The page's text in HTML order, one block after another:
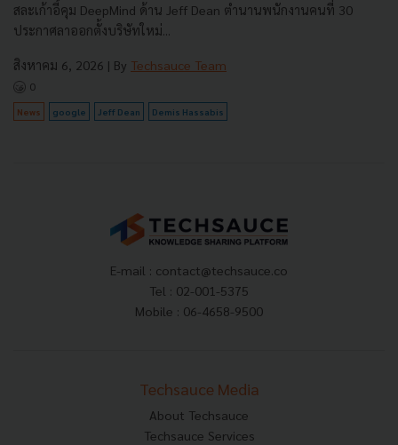
สละเก้าอี้คุม DeepMind ด้าน Jeff Dean ตำนานพนักงานคนที่ 30
ประกาศลาออกตั้งบริษัทใหม่...
สิงหาคม 6, 2026 | By Techsauce Team
0
News google Jeff Dean Demis Hassabis
E-mail : contact@techsauce.co
Tel : 02-001-5375
Mobile : 06-4658-9500
Techsauce Media
About Techsauce
Techsauce Services